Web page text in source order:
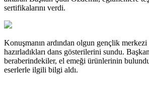
sertifikalarını verdi.
Konuşmanın ardından olgun gençlik merkezi
hazırladıkları dans gösterilerini sundu.
beraberindekiler, el emeği ürünlerinin
eserlerle ilgili bilgi aldı.